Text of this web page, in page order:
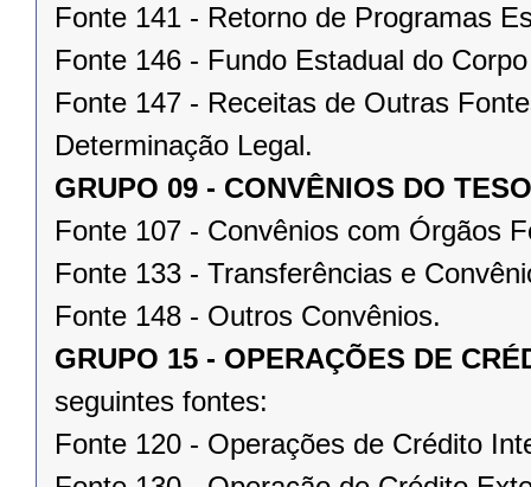
Fonte 141 - Retorno de Programas
Fonte 146 - Fundo Estadual do
Fonte 147 - Receitas de Outras
Determinação Legal.
GRUPO 09 - CONVÊNIOS DO
Fonte 107 - Convênios com Órgãos
Fonte 133 - Transferências e
Fonte 148 - Outros Convênios.
GRUPO 15 - OPERAÇÕES DE
seguintes fontes:
Fonte 120 - Operações de Crédito